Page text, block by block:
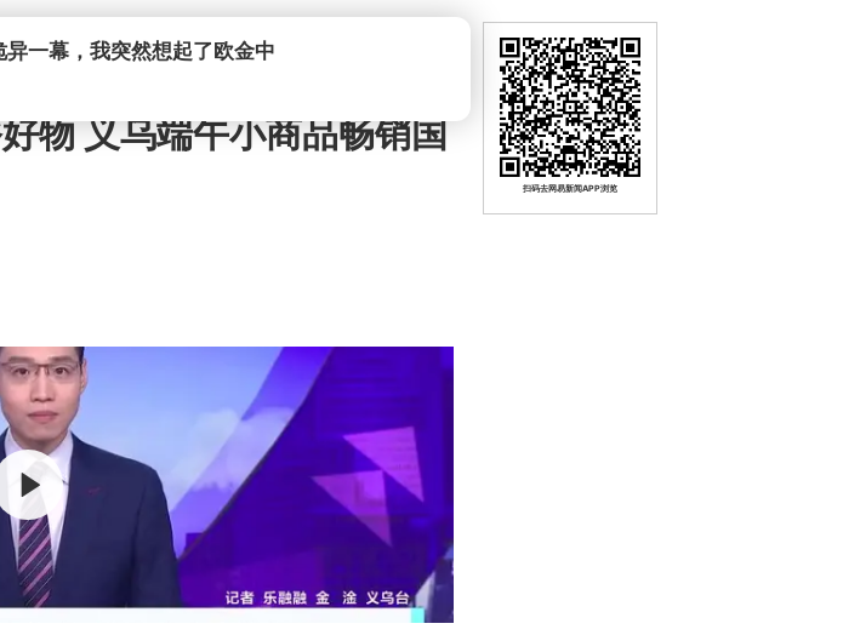
物 义乌端午小商品畅销国
扫码去网易新闻APP浏览